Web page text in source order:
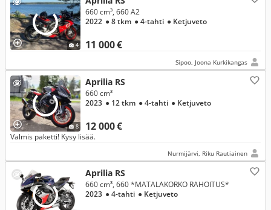
4 11 000 €
660 cm³, 660 A2
2022 ● 8 tkm ● 4-tahti ● Ketjuveto
Sipoo, Joona Kurkikangas
8
Aprilia RS
12 000 €
660 cm³
2023 ● 12 tkm ● 4-tahti ● Ketjuveto
Valmis paketti! Kysy lisää.
Nurmijärvi, Riku Rautiainen
Aprilia RS
660 cm³, 660 *MATALAKORKO RAHOITUS*
2023 ● 4-tahti ● Ketjuveto